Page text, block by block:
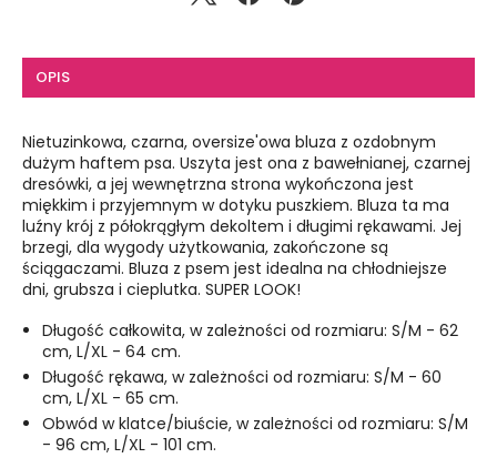
OPIS
Nietuzinkowa, czarna, oversize'owa bluza z ozdobnym
dużym haftem psa. Uszyta jest ona z bawełnianej, czarnej
dresówki, a jej wewnętrzna strona wykończona jest
miękkim i przyjemnym w dotyku puszkiem. Bluza ta ma
luźny krój z półokrągłym dekoltem i długimi rękawami. Jej
brzegi, dla wygody użytkowania, zakończone są
ściągaczami. Bluza z psem jest idealna na chłodniejsze
dni, grubsza i cieplutka. SUPER LOOK!
Długość całkowita, w zależności od rozmiaru: S/M - 62
cm, L/XL - 64 cm.
Długość rękawa, w zależności od rozmiaru: S/M - 60
cm, L/XL - 65 cm.
Obwód w klatce/biuście, w zależności od rozmiaru: S/M
- 96 cm, L/XL - 101 cm.